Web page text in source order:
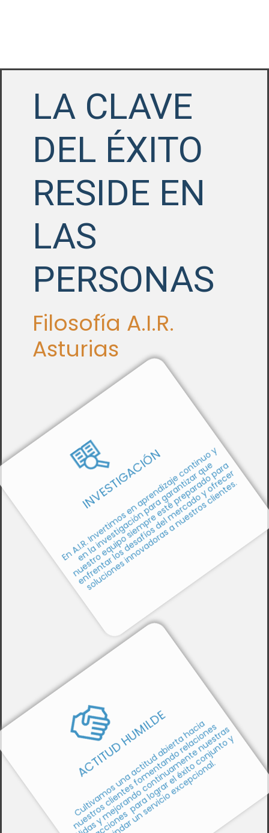
LA CLAVE
DEL ÉXITO
RESIDE EN
LAS
PERSONAS
Filosofía A.I.R.
Asturias
INVESTIGACIÓN
En A.I.R. Invertimos en aprendizaje continuo y
en la investigación para garantizar que
nuestro equipo siempre esté preparado para
enfrentar los desafíos del mercado y ofrecer
soluciones innovadoras a nuestros clientes.
ACTITUD HUMILDE
Cultivamos una actitud abierta hacia
nuestros clientes fomentando relaciones
sólidas y mejorando continuamente nuestras
interacciones para lograr el éxito conjunto y
brindar un servicio excepcional.